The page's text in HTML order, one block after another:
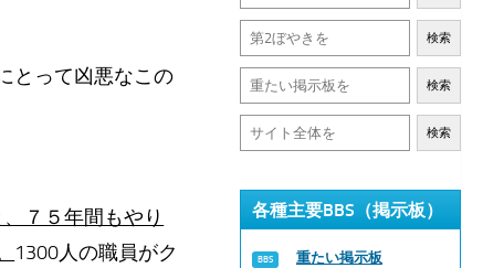
とって凶悪なこの
７５年間もやり
1300人の職員がク
検索
検索
検索
各種主要BBS（掲示板）
重たい掲示板